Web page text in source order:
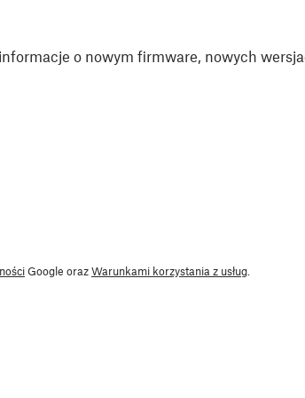
o nowym firmware, nowych
Google orazWarunkami korzystania z usług